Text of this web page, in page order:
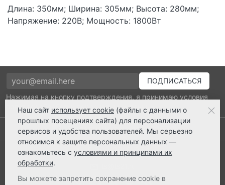
Длина: 350мм; Ширина: 305мм; Высота: 280мм;
Напряжение: 220В; Мощность: 1800Вт
Нажимая на кнопку подтверждения, я принимаю условия
политики обработки персональных данных
Выполнено заказов: 52530
8 800 2018-054
Наш сайт использует cookie (файлы с данными о
прошлых посещениях сайта) для персонализации
сервисов и удобства пользователей. Мы серьезно
относимся к защите персональных данных —
ознакомьтесь с условиями и принципами их
обработки.
Вы можете запретить сохранение cookie в